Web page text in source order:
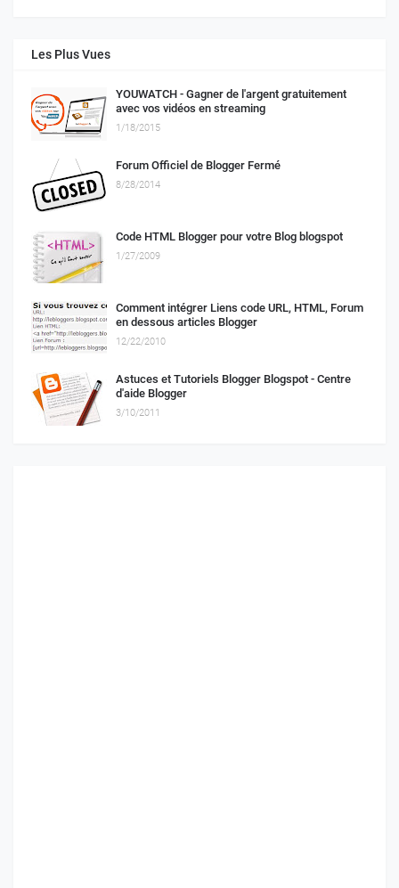
Les Plus Vues
YOUWATCH - Gagner de l'argent gratuitement
avec vos vidéos en streaming
1/18/2015
Forum Officiel de Blogger Fermé
8/28/2014
Code HTML Blogger pour votre Blog blogspot
1/27/2009
Comment intégrer Liens code URL, HTML, Forum
en dessous articles Blogger
12/22/2010
Astuces et Tutoriels Blogger Blogspot - Centre
d'aide Blogger
3/10/2011